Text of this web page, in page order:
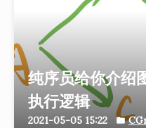
纯序员给你介
执行逻辑
2021-05-05 15:22 folder